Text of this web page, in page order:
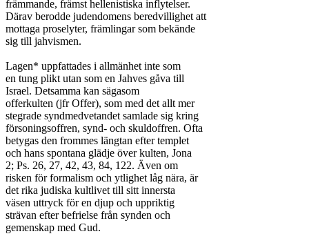
främmande, främst hellenistiska inflytelser.
Därav berodde judendomens beredvillighet att
mottaga proselyter, främlingar som bekände
sig till jahvismen.
Lagen* uppfattades i allmänhet inte som
en tung plikt utan som en Jahves gåva till
Israel. Detsamma kan sägasom
offerkulten (jfr Offer), som med det allt mer
stegrade syndmedvetandet samlade sig kring
försoningsoffren, synd- och skuldoffren. Ofta
betygas den frommes längtan efter templet
och hans spontana glädje över kulten, Jona
2; Ps. 26, 27, 42, 43, 84, 122. Även om
risken för formalism och ytlighet låg nära, är
det rika judiska kultlivet till sitt innersta
väsen uttryck för en djup och uppriktig
strävan efter befrielse från synden och
gemenskap med Gud.